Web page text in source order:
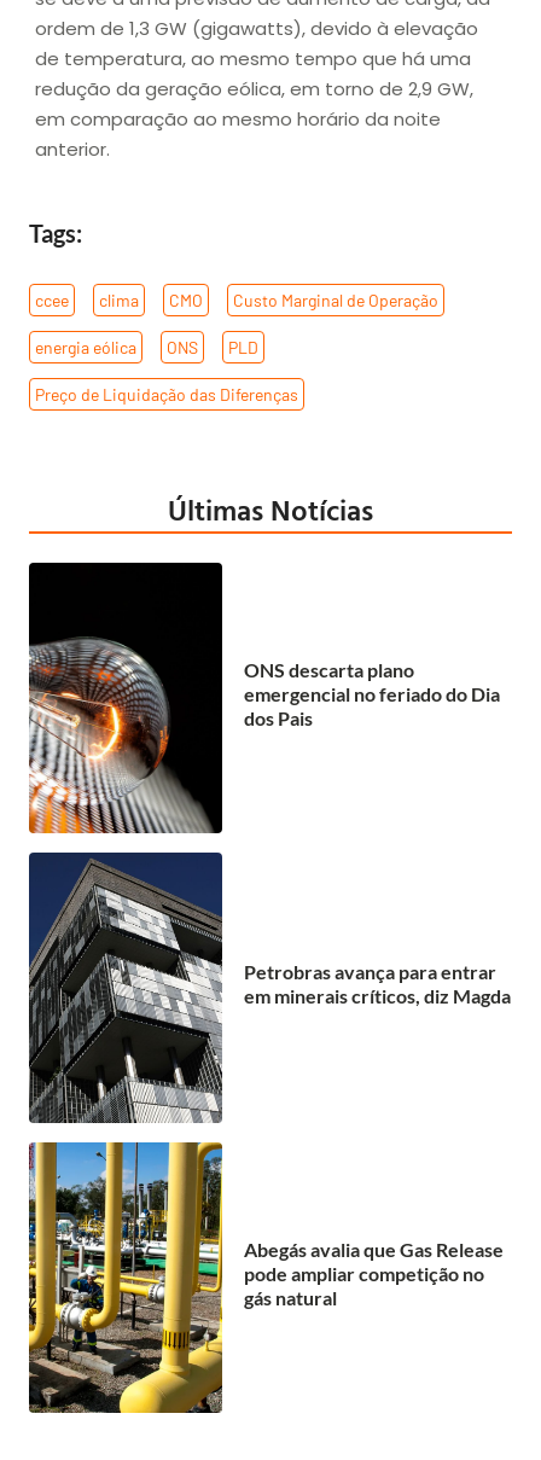
ordem de 1,3 GW (gigawatts), devido à elevação
de temperatura, ao mesmo tempo que há uma
redução da geração eólica, em torno de 2,9 GW,
em comparação ao mesmo horário da noite
anterior.
Tags:
ccee clima CMO Custo Marginal de Operação
energia eólica ONS PLD
Preço de Liquidação das Diferenças
Últimas Notícias
ONS descarta plano
emergencial no feriado do Dia
dos Pais
Petrobras avança para entrar
em minerais críticos, diz Magda
Abegás avalia que Gas Release
pode ampliar competição no
gás natural